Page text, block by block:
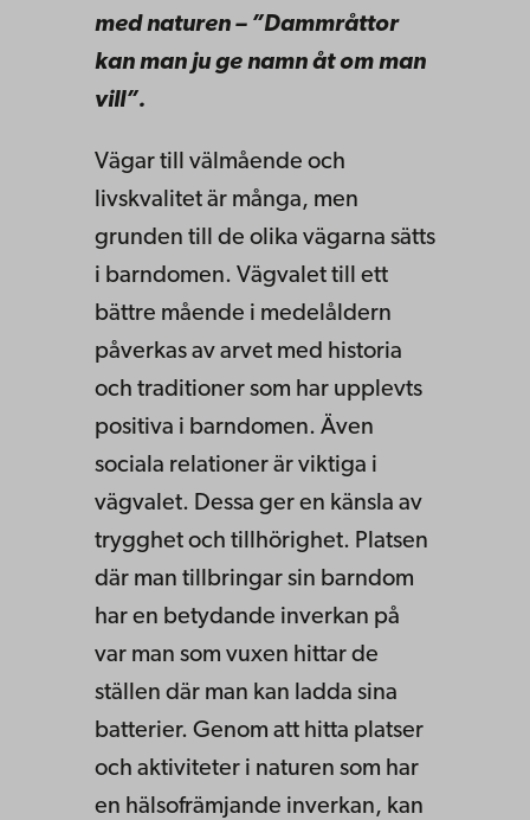
med naturen – ”Dammråttor
kan man ju ge namn åt om man
vill”.
Vägar till välmående och
livskvalitet är många, men
grunden till de olika vägarna sätts
i barndomen. Vägvalet till ett
bättre mående i medelåldern
påverkas av arvet med historia
och traditioner som har upplevts
positiva i barndomen. Även
sociala relationer är viktiga i
vägvalet. Dessa ger en känsla av
trygghet och tillhörighet. Platsen
där man tillbringar sin barndom
har en betydande inverkan på
var man som vuxen hittar de
ställen där man kan ladda sina
batterier. Genom att hitta platser
och aktiviteter i naturen som har
en hälsofrämjande inverkan, kan